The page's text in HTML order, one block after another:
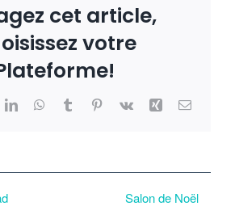
cet article,
votre
LinkedInWhatsApp
TumblrPinterest
Vk Xing Email
Salon de Noël